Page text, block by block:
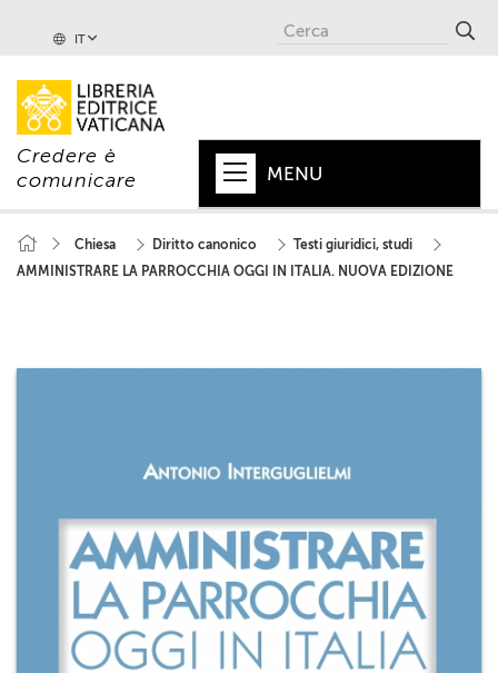
IT
Credere è
comunicare
MENU
PAPA
+
CHIESA
COLLANE
RIVISTE
CEI
AUTORI VARI
Chiesa Diritto canonico
Testi giuridici, studi
AMMINISTRARE LA PARROCCHIA OGGI IN ITALIA. NUOVA EDIZIONE